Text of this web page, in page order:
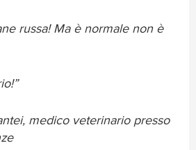
russa! Ma è normale non è
medico veterinario presso